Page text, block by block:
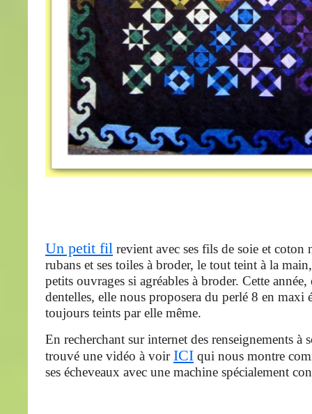
Un petit fil revient avec ses fils de soie et coton
rubans et ses toiles à broder, le tout teint à la
petits ouvrages si agréables à broder. Cette année,
dentelles, elle nous proposera du perlé 8 en maxi
toujours teints par elle même.
En recherchant sur internet des renseignements à
trouvé une vidéo à voirICI qui nous montre
ses écheveaux avec une machine spécialement